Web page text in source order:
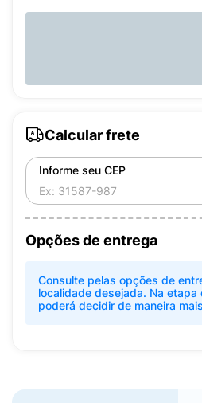
Calcular frete
Informe seu CEP
Opções de entrega
Consulte pelas opções de
localidade desejada. Na
poderá decidir de maneira